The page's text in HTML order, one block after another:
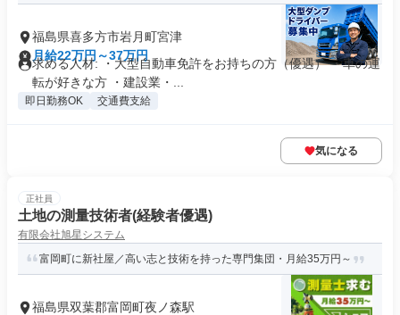
福島県喜多方市岩月町宮津
月給22万円～37万円
求める人材: ・大型自動車免許をお持ちの方（優遇） ・車の運
転が好きな方 ・建設業・...
即日勤務OK 交通費支給
気になる
正社員
土地の測量技術者(経験者優遇)
有限会社旭星システム
富岡町に新社屋／高い志と技術を持った専門集団・月給35万円～
福島県双葉郡富岡町夜ノ森駅